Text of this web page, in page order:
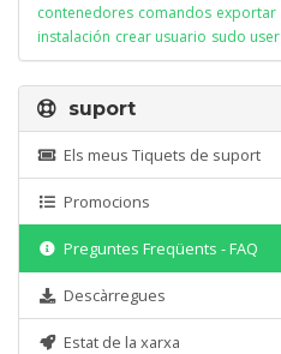
contenedores comandos exportar
instalación crear usuario sudo user
suport
Els meus Tiquets de suport
Promocions
Preguntes Freqüents - FAQ
Descàrregues
Estat de la xarxa